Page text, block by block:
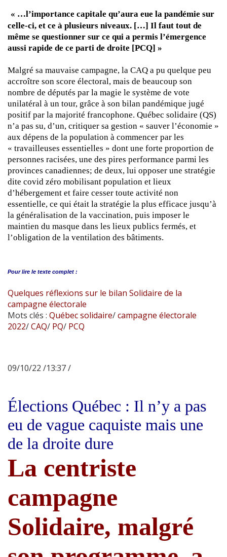
« …l’importance capitale qu’aura eue la pandémie sur
celle-ci, et ce à plusieurs niveaux. […] Il faut tout de
même se questionner sur ce qui a permis l’émergence
aussi rapide de ce parti de droite [PCQ] »
Malgré sa mauvaise campagne, la CAQ a pu quelque peu
accroître son score électoral, mais de beaucoup son
nombre de députés par la magie le système de vote
unilatéral à un tour, grâce à son bilan pandémique jugé
positif par la majorité francophone. Québec solidaire (QS)
n’a pas su, d’un, critiquer sa gestion « sauver l’économie »
aux dépens de la population à commencer par les
« travailleuses essentielles » dont une forte proportion de
personnes racisées, une des pires performance parmi les
provinces canadiennes; de deux, lui opposer une stratégie
dite covid zéro mobilisant population et lieux
d’hébergement et faire cesser toute activité non
essentielle, ce qui était la stratégie la plus efficace jusqu’à
la généralisation de la vaccination, puis imposer le
maintien du masque dans les lieux publics fermés, et
l’obligation de la ventilation des bâtiments.
Pour lire le texte complet :
Quelques réflexions sur le bilan Solidaire de la
campagne électorale
Mots clés : Québec solidaire/campagne électorale
2022/CAQ/ PQ/ PCQ
09/10/22 /13:37 /
Élections Québec : Il n’y a pas
eu de vague caquiste mais une
de la droite dure
La centriste
campagne
Solidaire, malgré